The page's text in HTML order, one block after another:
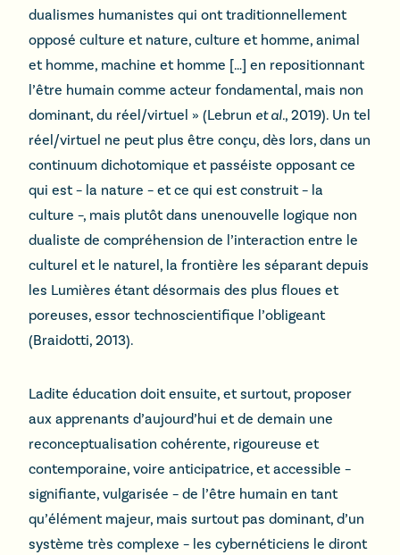
dualismes humanistes qui ont traditionnellement
opposé culture et nature, culture et homme, animal
et homme, machine et homme […] en repositionnant
l’être humain comme acteur fondamental, mais non
dominant, du réel/virtuel » (Lebrun et al., 2019). Un tel
réel/virtuel ne peut plus être conçu, dès lors, dans un
continuum dichotomique et passéiste opposant ce
qui est – la nature – et ce qui est construit – la
culture –, mais plutôt dans unenouvelle logique non
dualiste de compréhension de l’interaction entre le
culturel et le naturel, la frontière les séparant depuis
les Lumières étant désormais des plus floues et
poreuses, essor technoscientifique l’obligeant
(Braidotti, 2013).
Ladite éducation doit ensuite, et surtout, proposer
aux apprenants d’aujourd’hui et de demain une
reconceptualisation cohérente, rigoureuse et
contemporaine, voire anticipatrice, et accessible –
signifiante, vulgarisée – de l’être humain en tant
qu’élément majeur, mais surtout pas dominant, d’un
système très complexe – les cybernéticiens le diront